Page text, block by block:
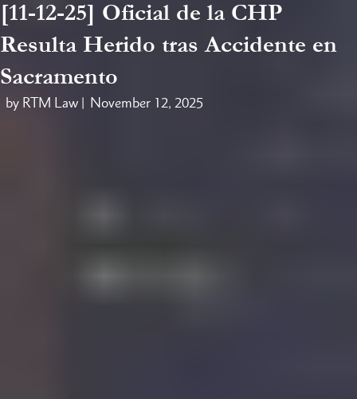
[11-12-25] Oficial de la CHP
Resulta Herido tras Accidente en
Sacramento
by RTM Law | November 12, 2025